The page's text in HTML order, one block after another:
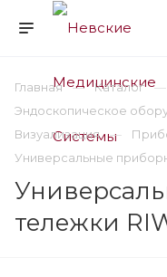
Главная
Каталог
Эндоскопическое
Визуализация
Универсальные
тележки